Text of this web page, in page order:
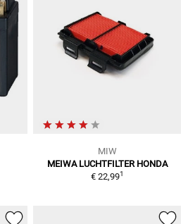
MIW
MEIWA LUCHTFILTER HONDA
€ 22,991